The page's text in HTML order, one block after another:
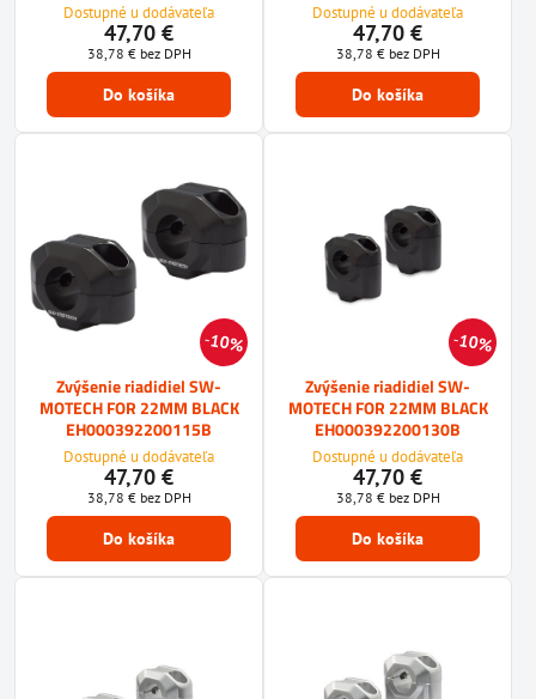
Dostupné u dodávateľa
47,70 €
38,78 € bez DPH
Do košíka
Dostupné u dodávateľa
47,70 €
38,78 € bez DPH
Do košíka
10%
Zvýšenie riadidiel SW-
MOTECH FOR 22MM BLACK
EH000392200115B
Dostupné u dodávateľa
47,70 €
38,78 € bez DPH
Do košíka
10%
Zvýšenie riadidiel SW-
MOTECH FOR 22MM BLACK
EH000392200130B
Dostupné u dodávateľa
47,70 €
38,78 € bez DPH
Do košíka